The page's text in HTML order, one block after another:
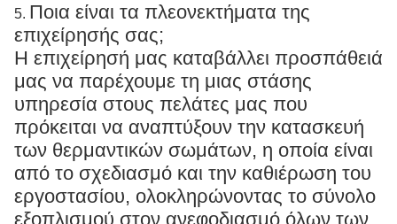
5. Ποια είναι τα πλεονεκτήματα της
επιχείρησής σας;
Η επιχείρησή μας καταβάλλει προσπάθειά
μας να παρέχουμε τη μιας στάσης
υπηρεσία στους πελάτες μας που
πρόκειται να αναπτύξουν την κατασκευή
των θερμαντικών σωμάτων, η οποία είναι
από το σχεδιασμό και την καθιέρωση του
εργοστασίου, ολοκληρώνοντας το σύνολο
εξοπλισμού στον ανεφοδιασμό όλων των